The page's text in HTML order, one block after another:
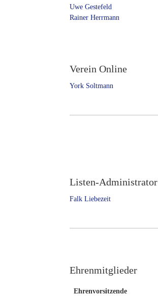
Uwe Gestefeld
Rainer Herrmann
Verein Online
York Soltmann
Listen-Administrator
Falk Liebezeit
Ehrenmitglieder
Ehrenvorsitzende